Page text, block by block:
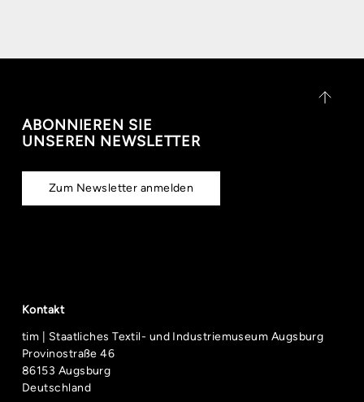
ABONNIEREN SIE
UNSEREN NEWSLETTER
Zum Newsletter anmelden
Kontakt
tim | Staatliches Textil- und Industriemuseum Augsburg
Provinostraße 46
86153 Augsburg
Deutschland